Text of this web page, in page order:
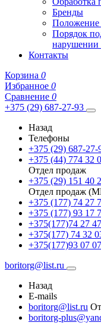
Бренды
Положение
Порядок
нарушении
Контакты
Корзина 0
Избранное 0
Сравнение 0
+375 (29) 687-27-93
Назад
Телефоны
+375 (29) 687-27-
+375 (44) 774 32
Отдел продаж
+375 (29) 151 40
Отдел продаж
+375 (177) 74 27
+375 (177) 93 17
+375(177)74 27 47
+375(177) 74 32
+375(177)93 07 07
boritorg@list.ru
Назад
E-mails
boritorg@list.ru
boritorg-